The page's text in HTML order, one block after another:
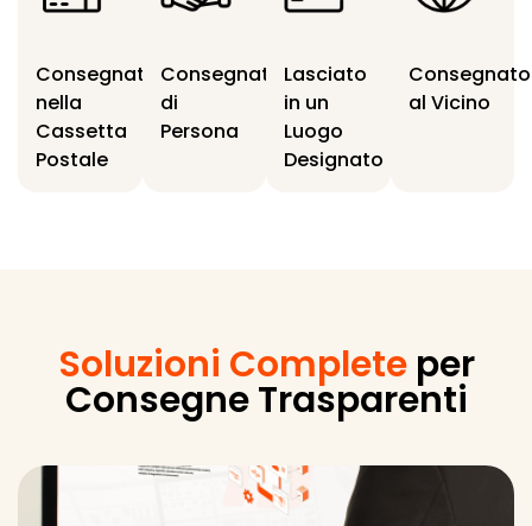
Consegnato
nella
Cassetta
Postale
Consegnato
di
Persona
Lasciato
in un
Luogo
Designato
Consegnato
al Vicino
Soluzioni Complete per
Consegne Trasparenti